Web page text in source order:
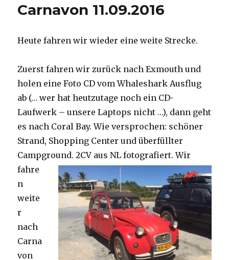
Carnavon 11.09.2016
Heute fahren wir wieder eine weite Strecke.
Zuerst fahren wir zurück nach Exmouth und
holen eine Foto CD vom Whaleshark Ausflug
ab (… wer hat heutzutage noch ein CD-
Laufwerk – unsere Laptops nicht …), dann geht
es nach Coral Bay. Wie versprochen: schöner
Strand, Shopping Center und überfüllter
Campground.2CV aus NL fotografiert. Wir
fahre
n
weite
r
nach
Carna
von